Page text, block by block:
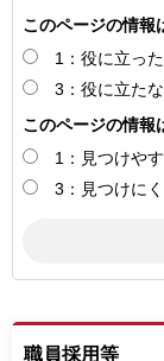
このページの情報
1：役に立った
3：役に立た
このページの情報
1：見つけや
3：見つけに
職員採用等